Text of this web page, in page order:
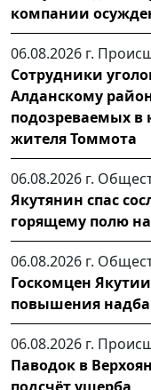
компании
06.08.2026 г.
Сотрудники
Алданскому
подозреваемых в
жителя Томмота
06.08.2026 г.
Якутянин спас
горящему полю
06.08.2026 г.
Госкомцен
повышения
06.08.2026 г.
Паводок в
подсчёт ущерба